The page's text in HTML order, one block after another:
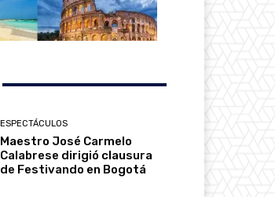
ESPECTÁCULOS
Maestro José Carmelo
Calabrese dirigió clausura
de Festivando en Bogotá